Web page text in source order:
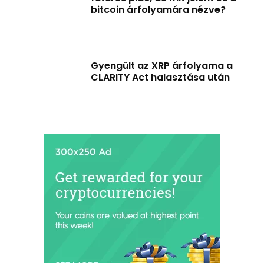
bitcoin árfolyamára nézve?
Gyengült az XRP árfolyama a
CLARITY Act halasztása után